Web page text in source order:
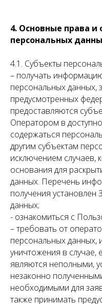
4. Основные права и
персональных
4.1. Субъекты
– получать
персональных данных,
предусмотренных
предоставляются
Оператором в
содержаться
другим субъектам
исключением случаев,
основания для
данных. Перечень
получения
данных;
- ознакомиться с
– требовать от
персональных данных,
уничтожения в случае,
являются неполными,
незаконно
необходимыми для
также принимать